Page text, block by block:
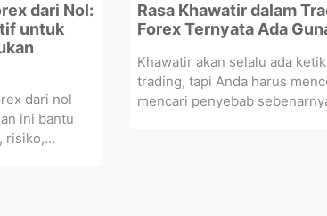
dari Nol:
untuk
dari nol
ini bantu
risiko,...
Rasa Khawatir dalam
Forex Ternyata Ada
Khawatir akan selalu ada
trading, tapi Anda harus
mencari penyebab